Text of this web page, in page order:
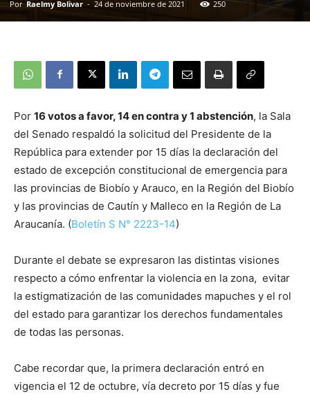
Por Raelmy Bolivar - 24 de noviembre de 2021 250
Por 16 votos a favor, 14 en contra y 1 abstención, la Sala
del Senado respaldó la solicitud del Presidente de la
República para extender por 15 días la declaración del
estado de excepción constitucional de emergencia para
las provincias de Biobío y Arauco, en la Región del Biobío
y las provincias de Cautín y Malleco en la Región de La
Araucanía. (Boletín S N° 2223-14)
Durante el debate se expresaron las distintas visiones
respecto a cómo enfrentar la violencia en la zona, evitar
la estigmatización de las comunidades mapuches y el rol
del estado para garantizar los derechos fundamentales
de todas las personas.
Cabe recordar que, la primera declaración entró en
vigencia el 12 de octubre, vía decreto por 15 días y fue